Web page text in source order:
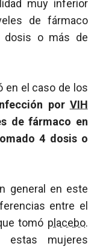
muy inferior
de fármaco
dosis o más de
en el caso de los
porVIH
de fármaco en
4 dosis o
general en este
entre el
tomó placebo.
estas mujeres